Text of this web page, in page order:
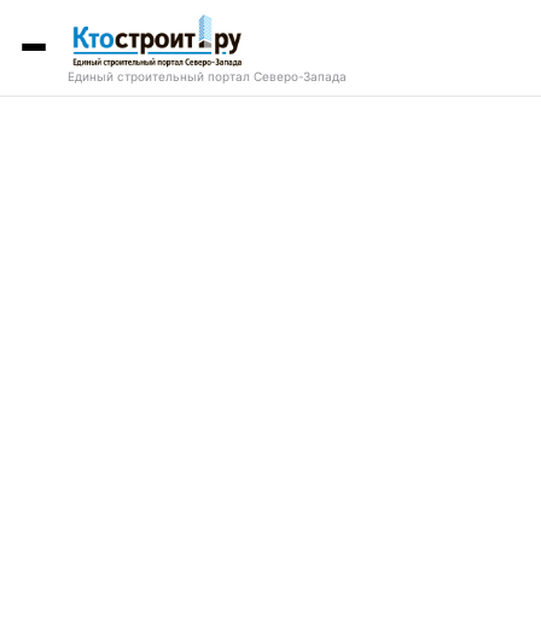
Единый строительный портал Северо-Запада